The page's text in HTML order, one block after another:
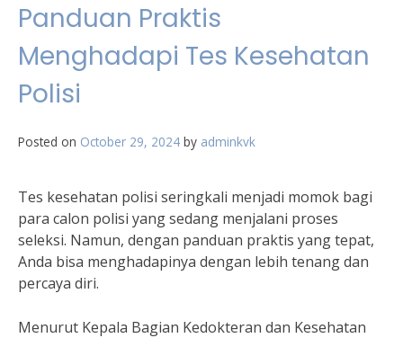
Panduan Praktis
Menghadapi Tes Kesehatan
Polisi
Posted on October 29, 2024 by adminkvk
Tes kesehatan polisi seringkali menjadi momok bagi
para calon polisi yang sedang menjalani proses
seleksi. Namun, dengan panduan praktis yang tepat,
Anda bisa menghadapinya dengan lebih tenang dan
percaya diri.
Menurut Kepala Bagian Kedokteran dan Kesehatan